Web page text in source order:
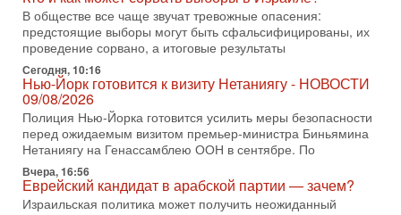
3-08-2026, 08:32
Трамп и Иран: последний шанс - НОВОСТИ
03/08/2026
Президент США Дональд Трамп объявил о возобновлении
переговоров с Ираном, но Тегеран пока не подтвердил
готовность к диалогу. По словам американского
2-08-2026, 08:42
Трамп отменил удар по Ирану - НОВОСТИ
02/08/2026
Президент США Дональд Трамп сегодня заявил об отмене
подготовленного удара по Ирану после обращений
Тегерана и других стран региона. По его словам,
В обществе все чаще звучат тревожные опасения:
предстоящие выборы могут быть сфальсифицированы, их
проведение сорвано, а итоговые результаты
Сегодня, 10:16
Нью-Йорк готовится к визиту Нетаниягу - НОВОСТИ
09/08/2026
Полиция Нью-Йорка готовится усилить меры безопасности
перед ожидаемым визитом премьер-министра Биньямина
Нетаниягу на Генассамблею ООН в сентябре. По
Вчера, 16:56
Еврейский кандидат в арабской партии — зачем?
Израильская политика может получить неожиданный